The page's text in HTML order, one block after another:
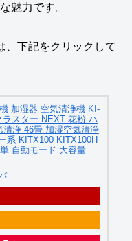
魅力です。
、下記をクリックして
加湿器 空気清浄機 KI-
スター NEXT 花粉 ハ
浄 46畳 加湿空気清浄
系 KITX100 KITX100H
自動モード 大容量